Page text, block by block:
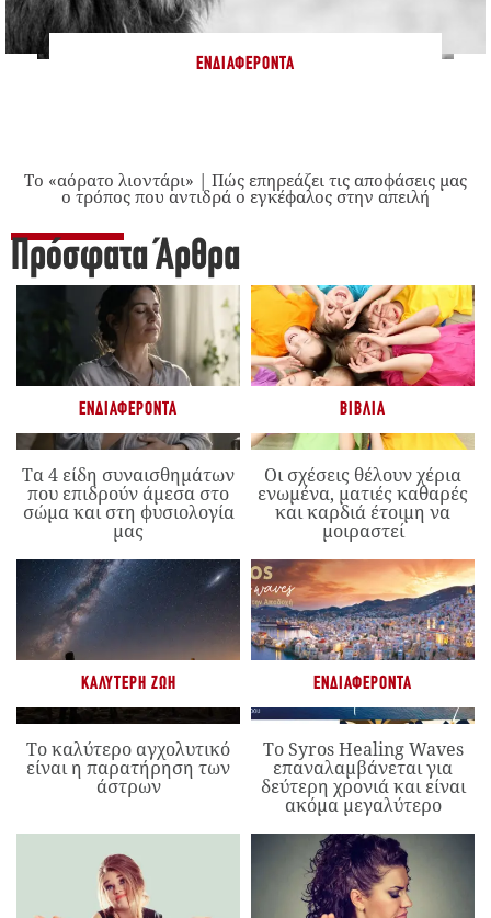
ΕΝΔΙΑΦΈΡΟΝΤΑ
Το «αόρατο λιοντάρι» | Πώς επηρεάζει τις αποφάσεις μας
ο τρόπος που αντιδρά ο εγκέφαλος στην απειλή
Πρόσφατα Άρθρα
ΕΝΔΙΑΦΈΡΟΝΤΑ
Τα 4 είδη συναισθημάτων
που επιδρούν άμεσα στο
σώμα και στη φυσιολογία
μας
ΒΙΒΛΊΑ
Οι σχέσεις θέλουν χέρια
ενωμένα, ματιές καθαρές
και καρδιά έτοιμη να
μοιραστεί
ΚΑΛΎΤΕΡΗ ΖΩΉ
Το καλύτερο αγχολυτικό
είναι η παρατήρηση των
άστρων
ΕΝΔΙΑΦΈΡΟΝΤΑ
Το Syros Healing Waves
επαναλαμβάνεται για
δεύτερη χρονιά και είναι
ακόμα μεγαλύτερο